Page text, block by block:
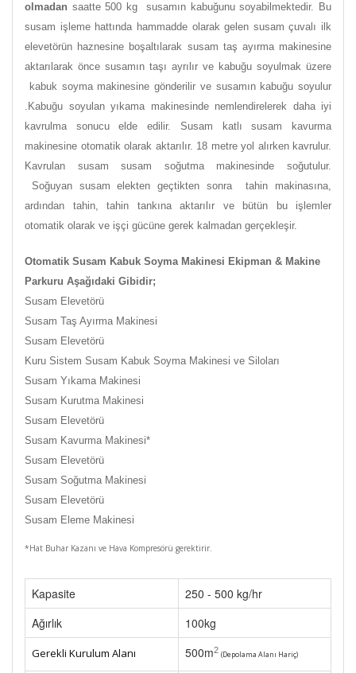
olmadan saatte 500 kg susamın kabuğunu soyabilmektedir. Bu
susam işleme hattında hammadde olarak gelen susam çuvalı ilk
elevetörün haznesine boşaltılarak susam taş ayırma makinesine
aktarılarak önce susamın taşı ayrılır ve kabuğu soyulmak üzere
kabuk soyma makinesine gönderilir ve susamın kabuğu soyulur
.Kabuğu soyulan yıkama makinesinde nemlendirelerek daha iyi
kavrulma sonucu elde edilir. Susam katlı susam kavurma
makinesine otomatik olarak aktarılır. 18 metre yol alırken kavrulur.
Kavrulan susam susam soğutma makinesinde soğutulur.
Soğuyan susam elekten geçtikten sonra tahin makinasına,
ardından tahin, tahin tankına aktarılır ve bütün bu işlemler
otomatik olarak ve işçi gücüne gerek kalmadan gerçekleşir.
Otomatik Susam Kabuk Soyma Makinesi Ekipman & Makine
Parkuru Aşağıdaki Gibidir;
Susam Elevetörü
Susam Taş Ayırma Makinesi
Susam Elevetörü
Kuru Sistem Susam Kabuk Soyma Makinesi ve Siloları
Susam Yıkama Makinesi
Susam Kurutma Makinesi
Susam Elevetörü
Susam Kavurma Makinesi*
Susam Elevetörü
Susam Soğutma Makinesi
Susam Elevetörü
Susam Eleme Makinesi
*Hat Buhar Kazanı ve Hava Kompresörü gerektirir.
Kapasite
250 - 500 kg/hr
Ağırlık
100kg
Gerekli Kurulum Alanı 500m2 (Depolama Alanı Hariç)